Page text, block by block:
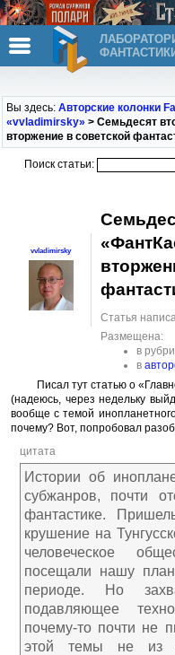
Вы здесь: Авторские колонки
«vvladimirsky» > Семьдесят
вторжение в советской
Поиск статьи:
vvladimirsky
Статья
Размещена:
в
в
Писал тут статью о
(надеюсь, через недельку
вообще с темой
почему? Вот, попробовал
цитата
Истории об
субжанров, почти
фантастике.
крушение на
человеческое
посещали нашу
периоде. Но
подавляющее
почему-то почти не
этой темы не из